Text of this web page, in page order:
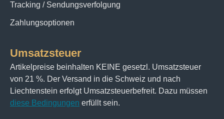
Tracking / Sendungsverfolgung
Zahlungsoptionen
Umsatzsteuer
Artikelpreise beinhalten KEINE gesetzl. Umsatzsteuer
von 21 %. Der Versand in die Schweiz und nach
Liechtenstein erfolgt Umsatzsteuerbefreit. Dazu müssen
diese Bedingungen erfüllt sein.